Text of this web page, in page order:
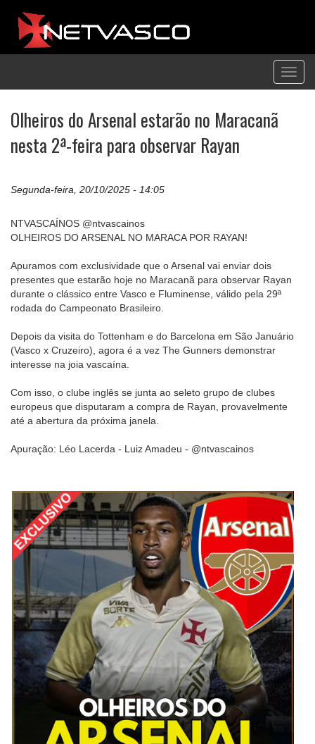
Olheiros do Arsenal estarão no Maracanã
nesta 2ª-feira para observar Rayan
Segunda-feira, 20/10/2025 - 14:05
NTVASCAÍNOS @ntvascainos
OLHEIROS DO ARSENAL NO MARACA POR RAYAN!
Apuramos com exclusividade que o Arsenal vai enviar dois
presentes que estarão hoje no Maracanã para observar Rayan
durante o clássico entre Vasco e Fluminense, válido pela 29ª
rodada do Campeonato Brasileiro.
Depois da visita do Tottenham e do Barcelona em São Januário
(Vasco x Cruzeiro), agora é a vez The Gunners demonstrar
interesse na joia vascaína.
Com isso, o clube inglês se junta ao seleto grupo de clubes
europeus que disputaram a compra de Rayan, provavelmente
até a abertura da próxima janela.
Apuração: Léo Lacerda - Luiz Amadeu - @ntvascainos